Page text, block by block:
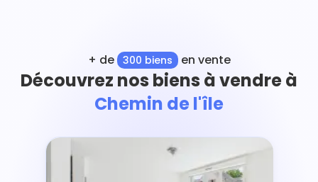
+ de 300 biens en vente
Découvrez nos biens à vendre à
Chemin de l'île